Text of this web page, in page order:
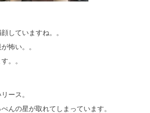
していますね。。
怖い。。
。。
ース。
んの星が取れてしまっています。